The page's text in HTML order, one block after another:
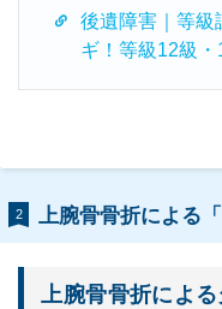
後遺障害｜等級
ギ！等級12級・
2 上腕骨骨折による
上腕骨骨折によ